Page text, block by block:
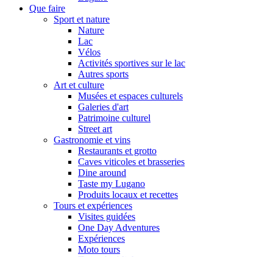
Que faire
Sport et nature
Nature
Lac
Vélos
Activités sportives sur le lac
Autres sports
Art et culture
Musées et espaces culturels
Galeries d'art
Patrimoine culturel
Street art
Gastronomie et vins
Restaurants et grotto
Caves viticoles et brasseries
Dine around
Taste my Lugano
Produits locaux et recettes
Tours et expériences
Visites guidées
One Day Adventures
Expériences
Moto tours